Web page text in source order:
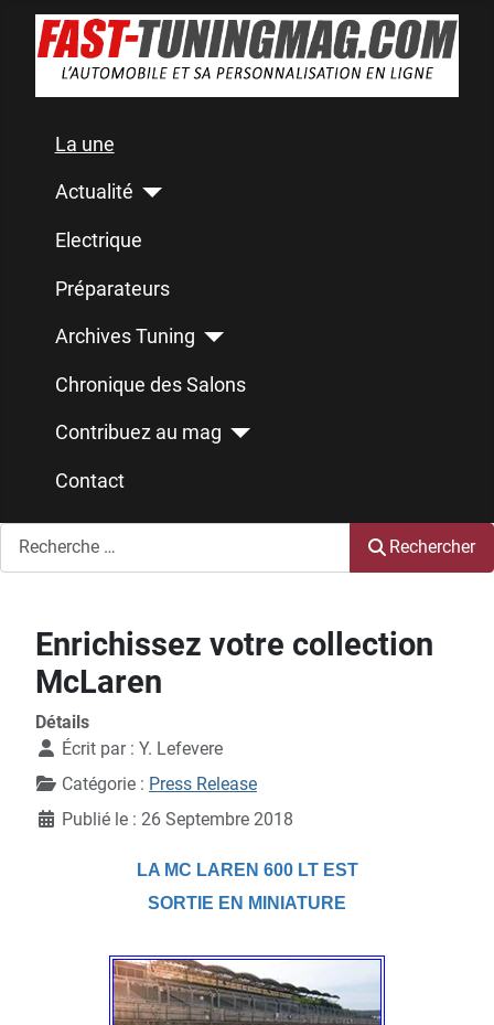
La une
Actualité
Electrique
Préparateurs
Archives Tuning
Chronique des Salons
Contribuez au mag
Contact
Rechercher
Enrichissez votre collection
McLaren
Détails
Écrit par : Y. Lefevere
Catégorie : Press Release
Publié le : 26 Septembre 2018
LA MC LAREN 600 LT EST
SORTIE EN MINIATURE